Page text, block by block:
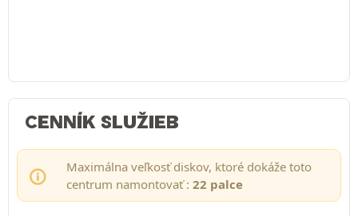
CENNÍK SLUŽIEB
Maximálna veľkosť diskov, ktoré dokáže toto
centrum namontovať : 22 palce